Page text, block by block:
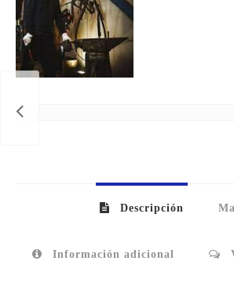
Descripción
Información adicional